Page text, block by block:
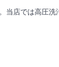
店では高圧